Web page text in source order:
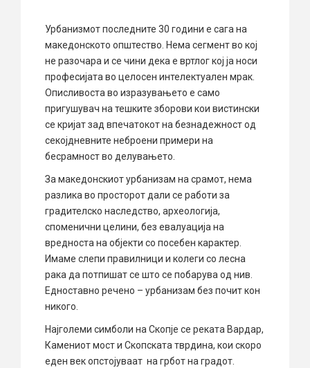
Урбанизмот последните 30 години е сага на
македонското општество. Нема сегмент во кој
не разочара и се чини дека е вртлог кој ја носи
професијата во целосен интелектуален мрак.
Описливоста во изразувањето е само
пригушувач на тешките зборови кои вистински
се кријат зад впечатокот на безнадежност од
секојдневните неброени примери на
бесрамност во делувањето.
За македонскиот урбанизам на срамот, нема
разлика во просторот дали се работи за
градителско наследство, археологија,
споменични целини, без евалуација на
вредноста на објекти со посебен карактер.
Имаме слепи правилници и колеги со лесна
рака да потпишат се што се побарува од нив.
Едноставно речено – урбанизам без почит кон
никого.
Најголеми симболи на Скопје се реката Вардар,
Камениот мост и Скопската тврдина, кои скоро
еден век опстојуваат на грбот на градот.